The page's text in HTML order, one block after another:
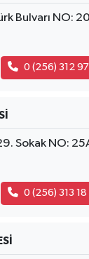
Bulvarı NO:
0 (256) 312
Sokak NO:
0 (256) 313